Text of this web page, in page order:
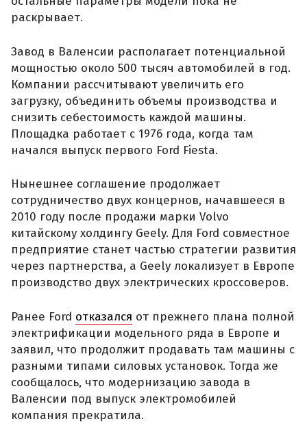
раскрывает.
Завод в Валенсии располагает потенциальной
мощностью около 500 тысяч автомобилей в год.
Компании рассчитывают увеличить его
загрузку, объединить объемы производства и
снизить себестоимость каждой машины.
Площадка работает с 1976 года, когда там
начался выпуск первого Ford Fiesta.
Нынешнее соглашение продолжает
сотрудничество двух концернов, начавшееся в
2010 году после продажи марки Volvo
китайскому холдингу Geely. Для Ford совместное
предприятие станет частью стратегии развития
через партнерства, а Geely локализует в Европе
производство двух электрических кроссоверов.
Ранее Ford отказался от прежнего плана полной
электрификации модельного ряда в Европе и
заявил, что продолжит продавать там машины с
разными типами силовых установок. Тогда же
сообщалось, что модернизацию завода в
Валенсии под выпуск электромобилей
компания прекратила.